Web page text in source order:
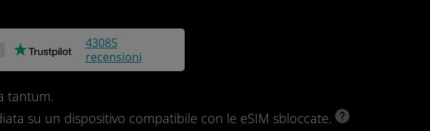
43085
recensioni
tantum.
su un dispositivo compatibile con le eSIM sbloccate.